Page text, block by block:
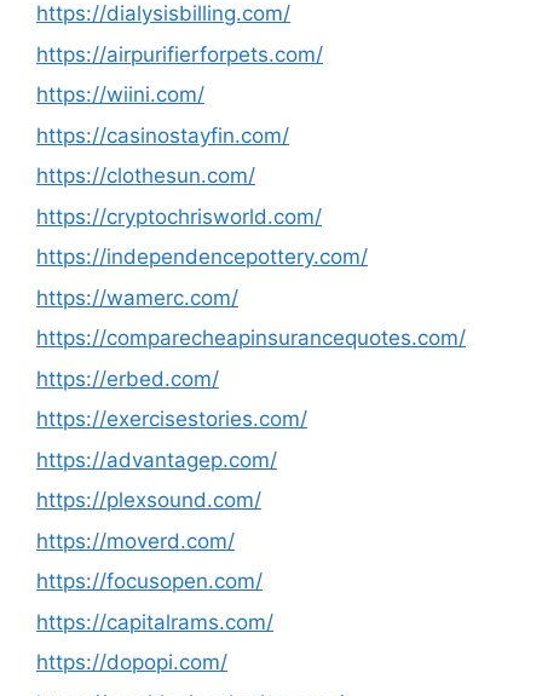
https://dialysisbilling.com/
https://airpurifierforpets.com/
https://wiini.com/
https://casinostayfin.com/
https://clothesun.com/
https://cryptochrisworld.com/
https://independencepottery.com/
https://wamerc.com/
https://comparecheapinsurancequotes.com/
https://erbed.com/
https://exercisestories.com/
https://advantagep.com/
https://plexsound.com/
https://moverd.com/
https://focusopen.com/
https://capitalrams.com/
https://dopopi.com/